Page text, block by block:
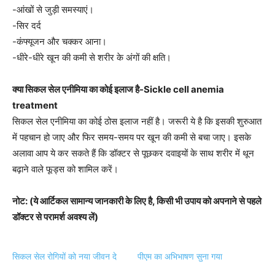
-आंखों से जुड़ी समस्याएं।
-सिर दर्द
-कंफ्यूजन और चक्कर आना।
-धीरे-धीरे खून की कमी से शरीर के अंगों की क्षति।
क्या सिकल सेल एनीमिया का कोई इलाज है-Sickle cell anemia
treatment
सिकल सेल एनीमिया का कोई ठोस इलाज नहीं है। जरूरी ये है कि इसकी शुरुआत
में पहचान हो जाए और फिर समय-समय पर खून की कमी से बचा जाए। इसके
अलावा आप ये कर सकते हैं कि डॉक्टर से पूछकर दवाइयों के साथ शरीर में थून
बढ़ाने वाले फूड्स को शामिल करें।
नोट: (ये आर्टिकल सामान्य जानकारी के लिए है, किसी भी उपाय को अपनाने से पहले
डॉक्टर से परामर्श अवश्य लें)
सिकल सेल रोगियों को नया जीवन दे
पीएम का अभिभाषण सुना गया